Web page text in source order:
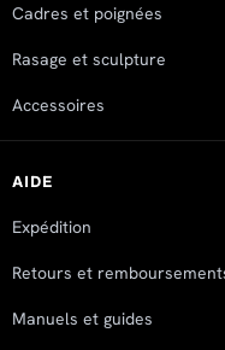
Cadres et poignées
Rasage et sculpture
Accessoires
AIDE
Expédition
Retours et
Manuels et guides